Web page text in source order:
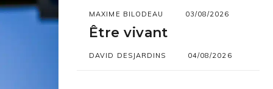
MAXIME BILODEAU 03/08/2026
Être vivant
DAVID DESJARDINS 04/08/2026